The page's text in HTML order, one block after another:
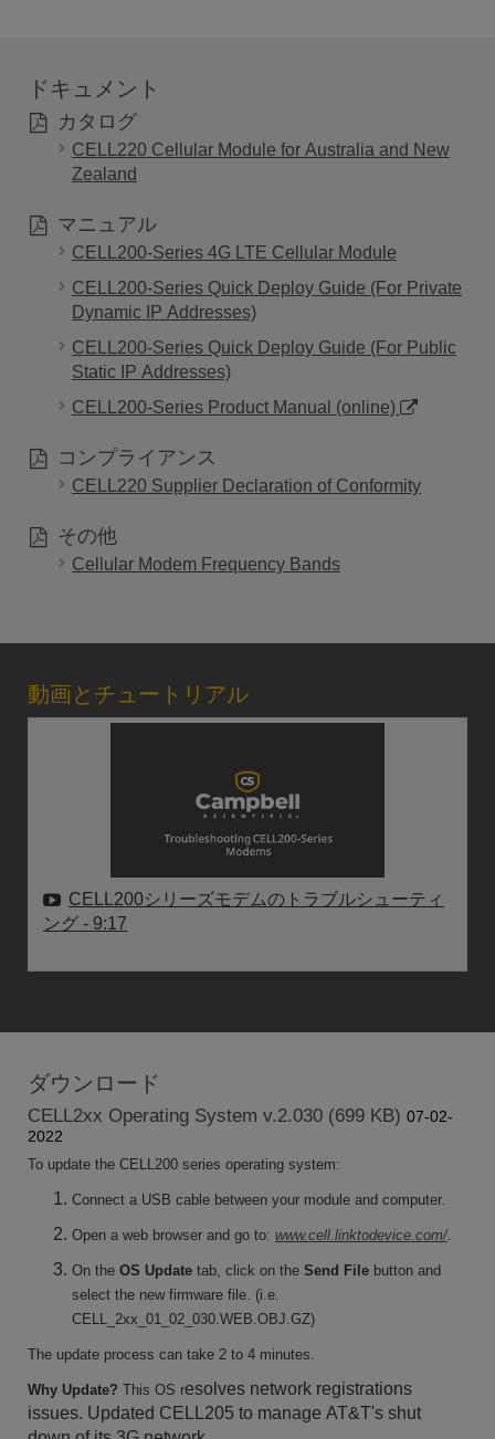
ドキュメント
カタログ
CELL220 Cellular Module for Australia and New
Zealand
マニュアル
CELL200-Series 4G LTE Cellular Module
CELL200-Series Quick Deploy Guide (For Private
Dynamic IP Addresses)
CELL200-Series Quick Deploy Guide (For Public
Static IP Addresses)
CELL200-Series Product Manual (online)
コンプライアンス
CELL220 Supplier Declaration of Conformity
その他
Cellular Modem Frequency Bands
動画とチュートリアル
CELL200シリーズモデムのトラブルシューティ
ング - 9:17
ダウンロード
CELL2xx Operating System v.2.030 (699 KB) 07-02-
2022
To update the CELL200 series operating system:
Connect a USB cable between your module and computer.
Open a web browser and go to: www.cell.linktodevice.com/.
On the OS Update tab, click on the Send File button and
select the new firmware file. (i.e.
CELL_2xx_01_02_030.WEB.OBJ.GZ)
The update process can take 2 to 4 minutes.
Why Update? This OS resolves network registrations
issues. Updated CELL205 to manage AT&T's shut